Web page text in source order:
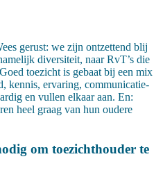
gerust: we zijn ontzettend blij
diversiteit, naar RvT’s die
toezicht is gebaat bij een mix
kennis, ervaring, communicatie-
en vullen elkaar aan. En:
heel graag van hun oudere
om toezichthouder te